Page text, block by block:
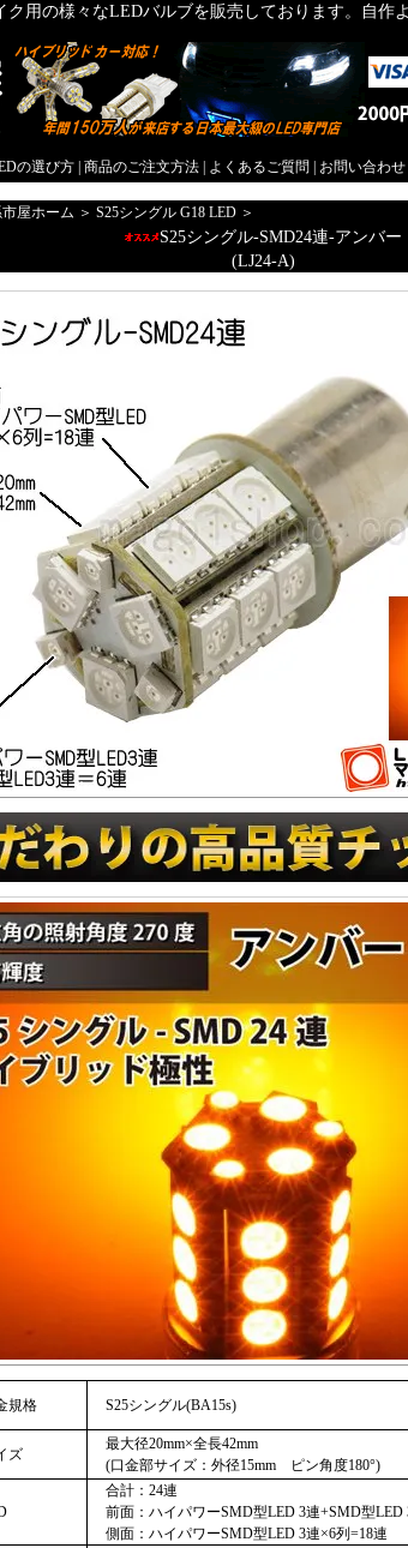
用の様々なLEDバルブを販売しております。自作
の選び方 商品のご注文方法 よくあるご質問 お問い合わせ
屋ホーム ＞ S25シングル G18 LED ＞
S25シングル-SMD24連-アンバー
(LJ24-A)
規格 S25シングル(BA15s)
ズ
最大径20mm×全長42mm
(口金部サイズ：外径15mm ピン角度180°)
合計：24連
前面：ハイパワーSMD型LED 3連+SMD型LED
側面：ハイパワーSMD型LED 3連×6列=18連